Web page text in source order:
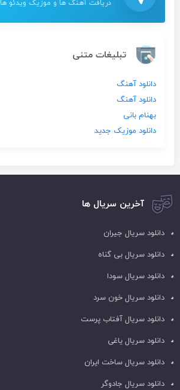
دریافت آهنگ ها و موزیک ویدئو ها
تبلیغات متنی
دانلود آهنگ
دانلود آهنگ
بهنام بانی
دانلود موزیک جدید
آخرین سریال ها
دانلود سریال جیران
دانلود سریال بی گناه
دانلود سریال سودا
دانلود سریال خون سرد
دانلود سریال آفتاب پرست
دانلود سریال یاغی
دانلود سریال ساخت ایران
دانلود سریال جادوگر